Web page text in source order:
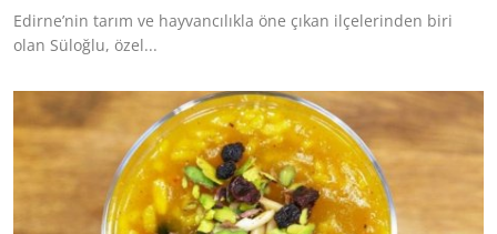
Edirne’nin tarım ve hayvancılıkla öne çıkan ilçelerinden biri
olan Süloğlu, özel...